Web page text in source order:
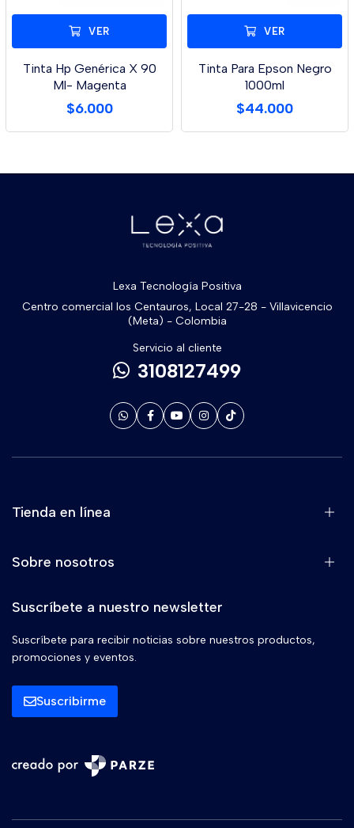
VER
Tinta Hp Genérica X 90
Ml- Magenta
$6.000
VER
Tinta Para Epson Negro
1000ml
$44.000
Lexa Tecnología Positiva
Centro comercial los Centauros, Local 27-28 - Villavicencio
(Meta) - Colombia
Servicio al cliente
3108127499
Tienda en línea
Sobre nosotros
Suscríbete a nuestro newsletter
Suscríbete para recibir noticias sobre nuestros productos,
promociones y eventos.
Suscribirme